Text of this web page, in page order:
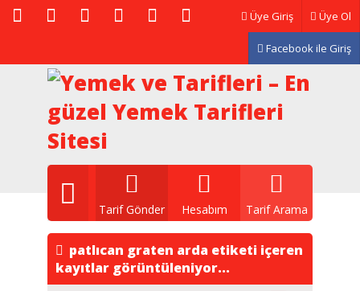
Üye Ol
Üye Giriş
Facebook ile Giriş
Tarif Arama
Hesabım
Tarif Gönder
patlıcan graten arda etiketi içeren
kayıtlar görüntüleniyor...